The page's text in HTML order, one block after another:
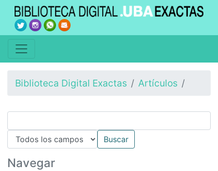
Biblioteca Digital Exactas Artículos
Navegar